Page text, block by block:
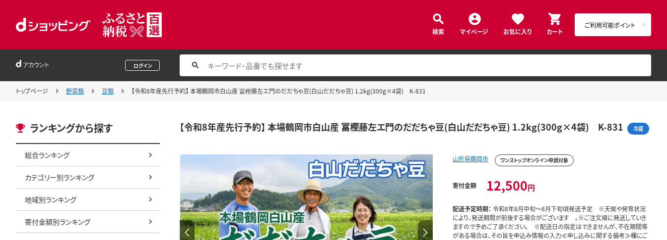
検索 マイページ お気に入り カート
ご利用可能ポイント
アカウント ログイン
トップページ 野菜類 豆類 【令和8年産先行予約】 本場鶴岡市白山産 冨樫藤左エ門のだだちゃ豆(白山だだちゃ豆) 1.2kg(300g×4袋) K-831
ランキングから探す
総合ランキング
カテゴリー別ランキング
地域別ランキング
寄付金額別ランキング
【令和8年産先行予約】 本場鶴岡市白山産 冨樫藤左エ門のだだちゃ豆(白山だだちゃ豆) 1.2kg(300g×4袋) K-831 冷蔵
山形県鶴岡市 ワンストップオンライン申請対象
寄付金額 12,500円
配送予定時期： 令和8年8月中旬～8月下旬頃発送予定 ※天候や発育状況
により、発送期間が前後する場合がございます 。※ご注文順に発送していき
ますので予めご了承ください。 ※配送日の指定はできませんが、不在期間等
がある場合は、その旨を申込み情報の入力≪申し込みに関する備考≫欄にご